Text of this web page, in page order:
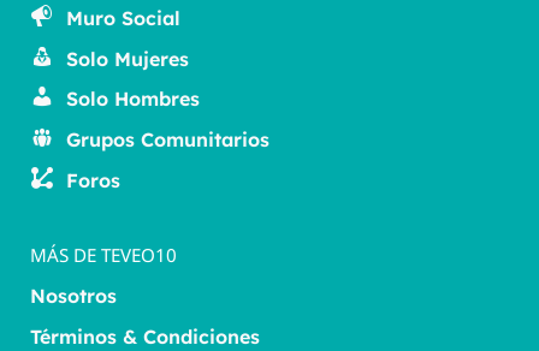
Muro Social
Solo Mujeres
Solo Hombres
Grupos Comunitarios
Foros
MÁS DE TEVEO10
Nosotros
Términos & Condiciones